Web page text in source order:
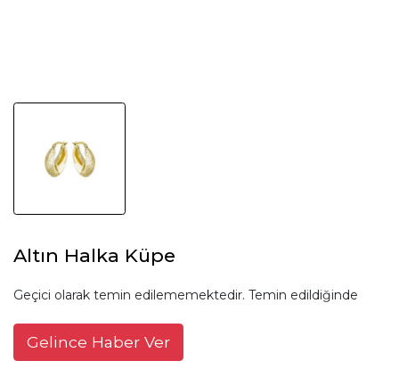
Altın Halka Küpe
Geçici olarak temin edilememektedir. Temin edildiğinde
Gelince Haber Ver